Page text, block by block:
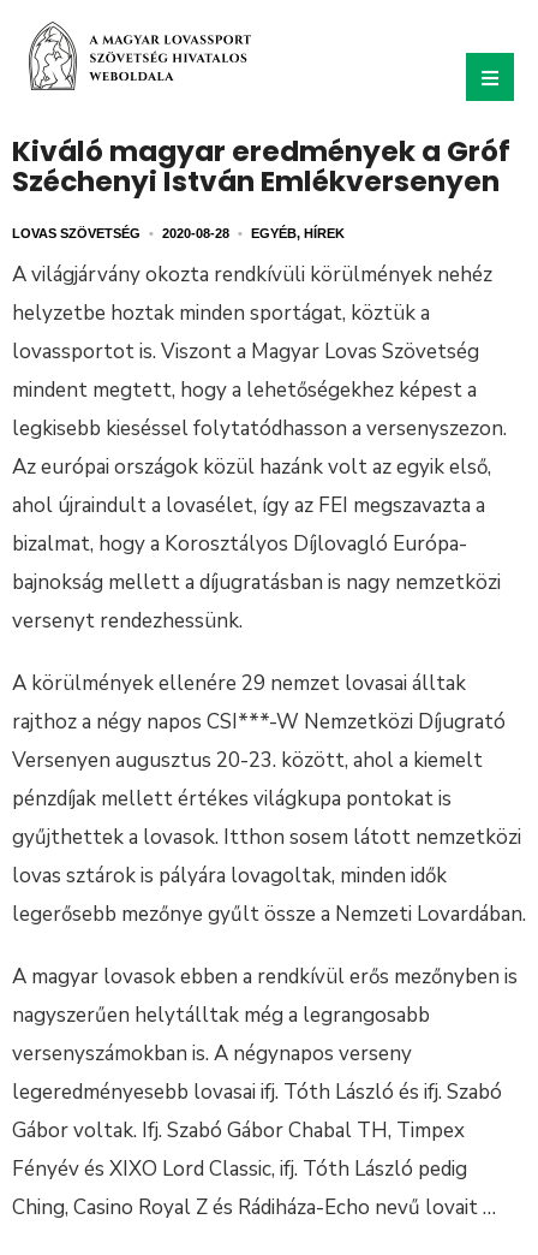
Kiváló magyar eredmények a Gróf
Széchenyi István Emlékversenyen
LOVAS SZÖVETSÉG • 2020-08-28 • EGYÉB, HÍREK
A világjárvány okozta rendkívüli körülmények nehéz
helyzetbe hoztak minden sportágat, köztük a
lovassportot is. Viszont a Magyar Lovas Szövetség
mindent megtett, hogy a lehetőségekhez képest a
legkisebb kieséssel folytatódhasson a versenyszezon.
Az európai országok közül hazánk volt az egyik első,
ahol újraindult a lovasélet, így az FEI megszavazta a
bizalmat, hogy a Korosztályos Díjlovagló Európa-
bajnokság mellett a díjugratásban is nagy nemzetközi
versenyt rendezhessünk.
A körülmények ellenére 29 nemzet lovasai álltak
rajthoz a négy napos CSI***-W Nemzetközi Díjugrató
Versenyen augusztus 20-23. között, ahol a kiemelt
pénzdíjak mellett értékes világkupa pontokat is
gyűjthettek a lovasok. Itthon sosem látott nemzetközi
lovas sztárok is pályára lovagoltak, minden idők
legerősebb mezőnye gyűlt össze a Nemzeti Lovardában.
A magyar lovasok ebben a rendkívül erős mezőnyben is
nagyszerűen helytálltak még a legrangosabb
versenyszámokban is. A négynapos verseny
legeredményesebb lovasai ifj. Tóth László és ifj. Szabó
Gábor voltak. Ifj. Szabó Gábor Chabal TH, Timpex
Fényév és XIXO Lord Classic, ifj. Tóth László pedig
Ching, Casino Royal Z és Rádiháza-Echo nevű lovait …